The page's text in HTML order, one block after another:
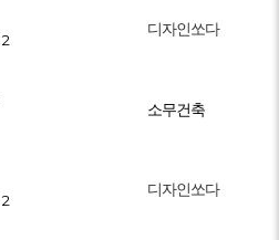
2
디자인쏘다
소무건축
2
디자인쏘다